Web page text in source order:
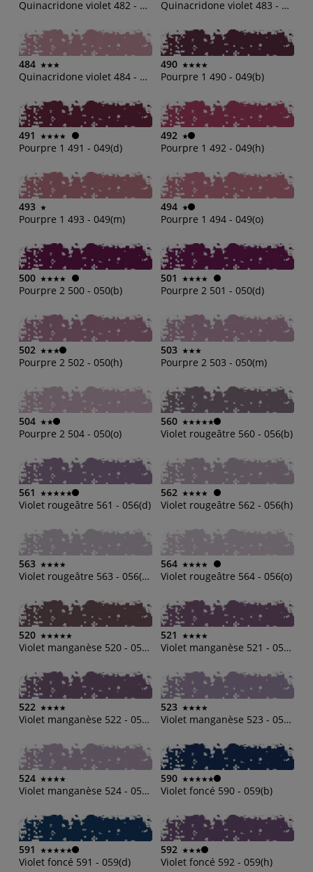
Quinacridone violet 482 - 048(h)
Quinacridone violet 483 - 048(m)
484
Quinacridone violet 484 - 0480(o)
490
Pourpre 1 490 - 049(b)
491
Pourpre 1 491 - 049(d)
492
Pourpre 1 492 - 049(h)
493
Pourpre 1 493 - 049(m)
494
Pourpre 1 494 - 049(o)
500
Pourpre 2 500 - 050(b)
501
Pourpre 2 501 - 050(d)
502
Pourpre 2 502 - 050(h)
503
Pourpre 2 503 - 050(m)
504
Pourpre 2 504 - 050(o)
560
Violet rougeâtre 560 - 056(b)
561
Violet rougeâtre 561 - 056(d)
562
Violet rougeâtre 562 - 056(h)
563
Violet rougeâtre 563 - 056(m)
564
Violet rougeâtre 564 - 056(o)
520
Violet manganèse 520 - 052(b)
521
Violet manganèse 521 - 052(d)
522
Violet manganèse 522 - 052(h)
523
Violet manganèse 523 - 052(m)
524
Violet manganèse 524 - 052(o)
590
Violet foncé 590 - 059(b)
591
Violet foncé 591 - 059(d)
592
Violet foncé 592 - 059(h)